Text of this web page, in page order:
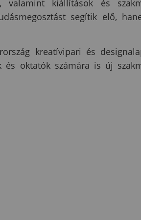
valamint kiállítások és
segítik elő,
kreatívipari és
oktatók számára is új